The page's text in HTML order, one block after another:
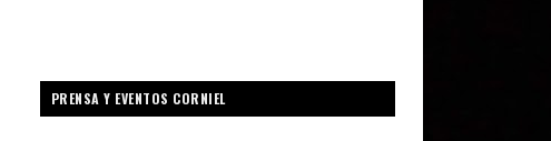
PRENSA Y EVENTOS CORNIEL